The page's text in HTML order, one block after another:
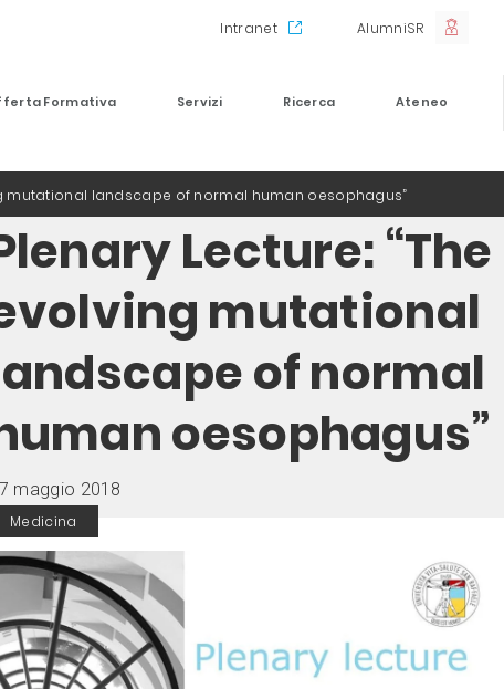
Intranet AlumniSR
Formativa Servizi Ricerca Ateneo
mutational landscape of normal human oesophagus”
Lecture: “The
mutational
of normal
oesophagus”
maggio 2018
Medicina